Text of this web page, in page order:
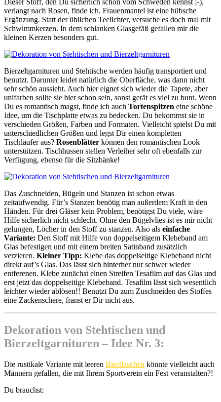
Dieser Stoff, den Du sicherlich schon vom Schweden kennst ;-),
verlangt nach Rosen, finde ich. Frauenmantel ist eine hübsche
Ergänzung. Statt der üblichen Teelichter, versuche es doch mal mit
Schwimmkerzen. In dem schlanken Glasgefäß gefallen mir die
kleinen Kerzen besonders gut.
Bierzeltgarnituren und Stehtische werden häufig transportiert und
benutzt. Darunter leidet natürlich die Oberfläche, was dann nicht
sehr schön aussieht. Auch hier eignet sich wieder die Tapete, aber
unifarben sollte sie hier schon sein, sonst gerät es viel zu bunt. Wenn
Du es romantisch magst, finde ich auch Tortenspitzen eine schöne
Idee, um die Tischplatte etwas zu bedecken. Du bekommst sie in
verschieden Größen, Farben und Formaten. Vielleicht spielst Du mit
unterschiedlichen Größen und legst Dir einen kompletten
Tischläufer aus? Rosenblätter können den romantischen Look
unterstützen. Tischhussen stellen Verleiher sehr oft ebenfalls zur
Verfügung, ebenso für die Sitzbänke!
Das Zuschneiden, Bügeln und Stanzen ist schon etwas
zeitaufwendig. Für’s Stanzen benötig man außerdem Kraft in den
Händen. Für drei Gläser kein Problem, benötigst Du viele, wäre
Hilfe sicherlich nicht schlecht. Ohne den Bügelvlies ist es mir nicht
gelungen, Löcher in den Stoff zu stanzen. Also als einfache
Variante: Den Stoff mit Hilfe von doppelseitigem Klebeband am
Glas befestigen und mit einem breiten Satinband zusätzlich
verzieren. Kleiner Tipp: Klebe das doppelseitige Klebeband nicht
direkt auf’s Glas. Das lässt sich hinterher nur schwer wieder
entferenen. Klebe zunächst einen Streifen Tesafilm auf das Glas und
erst jetzt das doppelseitige Klebeband. Tesafilm lässt sich wesentlich
leichter wieder ablösen!! Benutzt Du zum Zuschneiden des Stoffes
eine Zackenschere, franst er Dir nicht aus.
Dekoration von Stehtischen und
Bierzeltgarnituren – Idee Nr. 3:
Die rustikale Variante mit leeren Bierflaschen könnte vielleicht auch
Männern gefallen, die mit Ihrem Sportverein ein Fest veranstalten?!
Du brauchst: